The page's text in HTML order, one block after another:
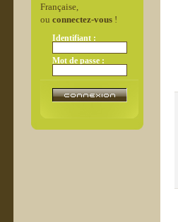
Française,
ou connectez-vous!
Identifiant :
Mot de passe :